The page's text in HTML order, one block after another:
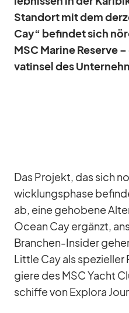
Stand­ort mit dem
Cay“ be­fin­det sich
MSC Ma­rine Re­serve
vat­in­sel des
Das Pro­jekt, das sich
wick­lungs­phase
ab, eine ge­ho­bene
Ocean Cay er­gänzt,
Bran­chen-In­si­der
Little Cay als
giere des MSC Yacht
schiffe von Ex­plora